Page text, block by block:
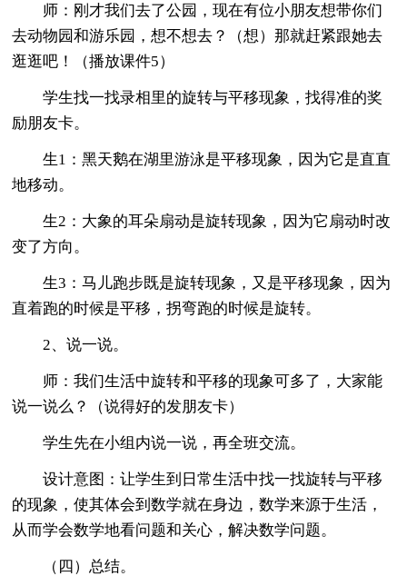
师：刚才我们去了公园，现在有位小朋友想带你们
去动物园和游乐园，想不想去？（想）那就赶紧跟她去
逛逛吧！（播放课件5）
学生找一找录相里的旋转与平移现象，找得准的奖
励朋友卡。
生1：黑天鹅在湖里游泳是平移现象，因为它是直直
地移动。
生2：大象的耳朵扇动是旋转现象，因为它扇动时改
变了方向。
生3：马儿跑步既是旋转现象，又是平移现象，因为
直着跑的时候是平移，拐弯跑的时候是旋转。
2、说一说。
师：我们生活中旋转和平移的现象可多了，大家能
说一说么？（说得好的发朋友卡）
学生先在小组内说一说，再全班交流。
设计意图：让学生到日常生活中找一找旋转与平移
的现象，使其体会到数学就在身边，数学来源于生活，
从而学会数学地看问题和关心，解决数学问题。
（四）总结。